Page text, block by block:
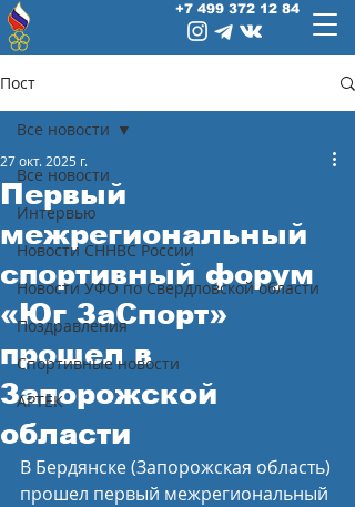
+7 499 372 12 84
Пост
Все новости
Интервью
Новости СННВС России
Новости УФО по Свердловской области
Поздравления
Спортивные новости
АРТЕК
Все новости
Первый
межрегиональный
спортивный форум
«Юг ЗаСпорт»
прошел в
Запорожской
области
27 окт. 2025 г.
В Бердянске (Запорожская область)
прошел первый межрегиональный